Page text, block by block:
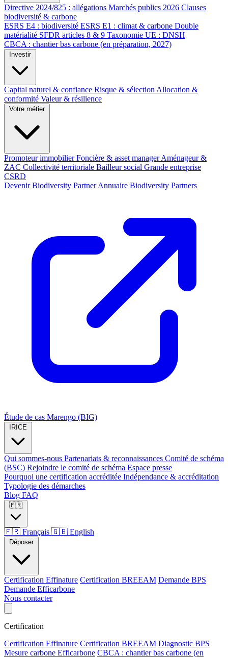
Directive 2024/825 : allégations Marchés publics 2026 Clauses
biodiversité & carbone
ESRS E4 : biodiversité ESRS E1 : climat & carbone Double
matérialité SFDR articles 8 & 9 Taxonomie UE : DNSH
CBCA : chantier bas carbone (en préparation, 2027)
Investir
Capital naturel & confiance Risque & sélection Allocation &
conformité Valeur & résilience
Votre métier
Promoteur immobilierFoncière & asset managerAménageur &
ZAC Collectivité territoriale Bailleur social Grande entreprise
CSRD
Devenir Biodiversity PartnerAnnuaire Biodiversity Partners
Étude de cas Marengo (BIG)
IRICE
Qui sommes-nous Partenariats & reconnaissances Comité de schéma
(BSC) Rejoindre le comité de schéma Espace presse
Pourquoi une certification accréditée Indépendance & accréditation
Typologie des démarches
Blog FAQ
🇫🇷
🇫🇷 Français 🇬🇧 English
Déposer
Certification Effinature Certification BREEAM Demande BPS
Demande Efficarbone
Nous contacter
Certification
Certification Effinature Certification BREEAM Diagnostic BPS
Mesure carbone Efficarbone CBCA : chantier bas carbone (en